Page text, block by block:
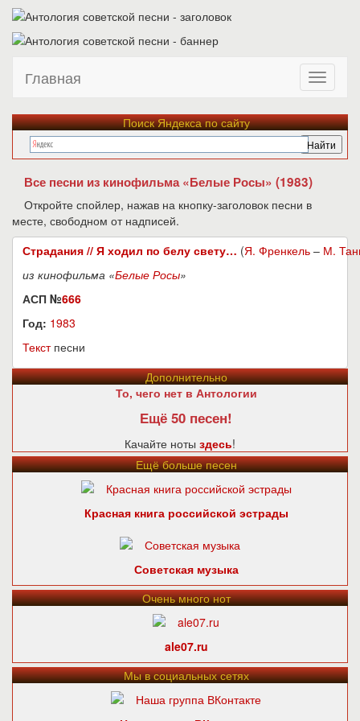
Главная
Поиск Яндекса по сайту
Все песни из кинофильма «Белые Росы» (1983)
Откройте спойлер, нажав на кнопку-заголовок песни в
месте, свободном от надписей.
Страдания // Я ходил по белу свету… (Я. Френкель – М.
из кинофильма «Белые Росы»
АСП №666
Год: 1983
Текстпесни
Дополнительно
То, чего нет в Антологии
Ещё 50 песен!
Качайте ноты здесь!
Ещё больше песен
Красная книга российской эстрады
Советская музыка
Очень много нот
ale07.ru
Мы в социальных сетях